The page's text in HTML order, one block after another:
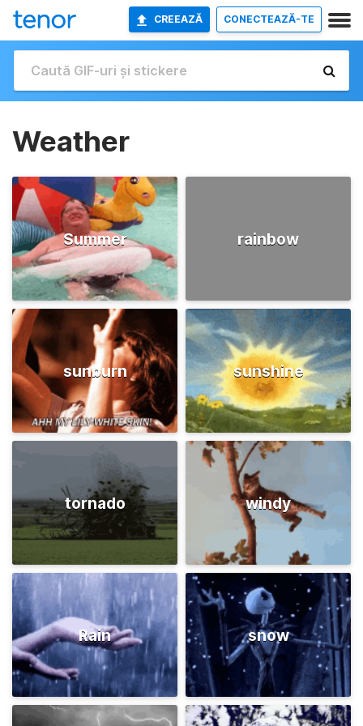
CREEAZĂ CONECTEAZĂ-TE
Weather
Summer rainbow
sunburn sunshine
tornado windy
Rain snow